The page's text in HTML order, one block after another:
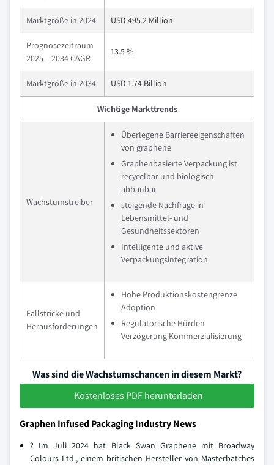
Marktgröße in 2024 USD 495.2 Million
Prognosezeitraum
2025 – 2034 CAGR
13.5 %
Marktgröße in 2034 USD 1.74 Billion
Wichtige Markttrends
Wachstumstreiber
Überlegene Barriereeigenschaften
von graphene
Graphenbasierte Verpackung ist
recycelbar und biologisch
abbaubar
steigende Nachfrage in
Lebensmittel- und
Gesundheitssektoren
Intelligente und aktive
Verpackungsintegration
Fallstricke und
Herausforderungen
Hohe Produktionskostengrenze
Adoption
Regulatorische Hürden
Verzögerung Kommerzialisierung
Was sind die Wachstumschancen in diesem Markt?
Kostenloses PDF herunterladen
Graphen Infused Packaging Industry News
? Im Juli 2024 hat Black Swan Graphene mit Broadway
Colours Ltd., einem britischen Hersteller von Masterbatches